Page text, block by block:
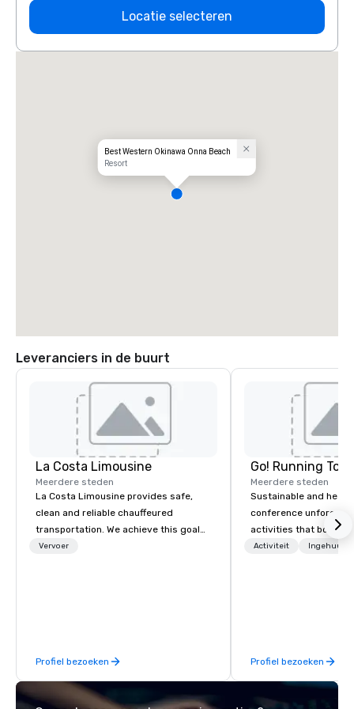
Locatie selecteren
Best Western Okinawa Onna Beach
Resort
Leveranciers in de buurt
La Costa Limousine
Meerdere steden
La Costa Limousine provides safe,
clean and reliable chauffeured
transportation. We achieve this goal
with highly trained chauffeurs, the
late model luxury vehicles to the
highly experienced and professional
team of chauffeurs and support staff;
Vervoer
Profiel bezoeken
Go! Running
Meerdere steden
Sustainable and
conference
activities that boost
lower carbon
Activiteit
Profiel bezoeken